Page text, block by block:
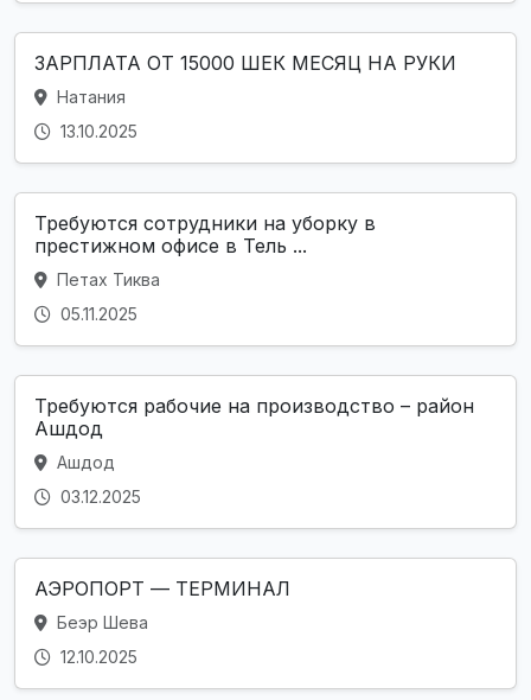
ЗАРПЛАТА ОТ 15000 ШЕК МЕСЯЦ НА РУКИ
Натания
13.10.2025
Требуются сотрудники на уборку в
престижном офисе в Тель ...
Петах Тиква
05.11.2025
Требуются рабочие на производство – район
Ашдод
Ашдод
03.12.2025
АЭРОПОРТ — ТЕРМИНАЛ
Беэр Шева
12.10.2025